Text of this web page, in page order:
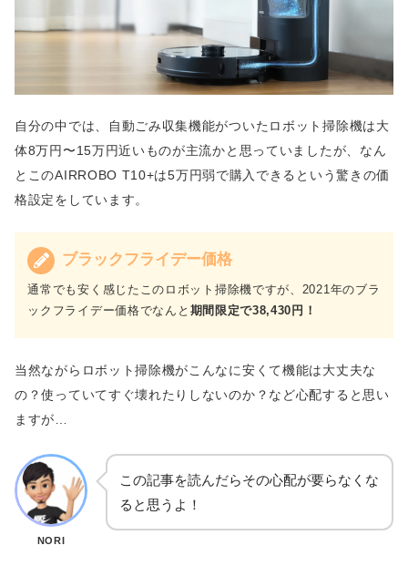
自分の中では、自動ごみ収集機能がついたロボット掃除機は大
体8万円〜15万円近いものが主流かと思っていましたが、なん
とこのAIRROBO T10+は5万円弱で購入できるという驚きの価
格設定をしています。
ブラックフライデー価格
通常でも安く感じたこのロボット掃除機ですが、2021年のブラ
ックフライデー価格でなんと 期間限定で38,430円！
当然ながらロボット掃除機がこんなに安くて機能は大丈夫な
の？使っていてすぐ壊れたりしないのか？など心配すると思い
ますが…
NORI
この記事を読んだらその心配が要らなくな
ると思うよ！